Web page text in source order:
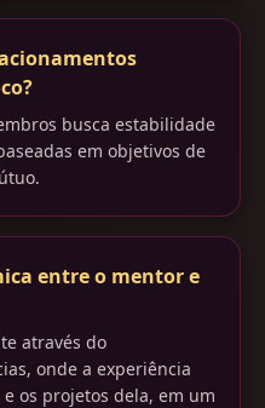
busca estabilidade
em objetivos de
entre o mentor e
através do
onde a experiência
os projetos dela, em um